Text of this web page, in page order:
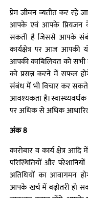
प्रेम जीवन व्यतीत कर रहे
आपके एवं आपके प्रियजन
सकती है जिससे आपके
कार्यक्षेत्र पर आज आपकी
आपकी काबिलियत को
को प्रसन्न करने में सफल
संबंध में भी विचार कर
आवश्यकता है।
पर अधिक से अधिक
अंक 8
कारोबार व कार्य क्षेत्र
परिस्थितियों और
अतिथियों का आवागमन
आपके खर्च में बढ़ोतरी हो